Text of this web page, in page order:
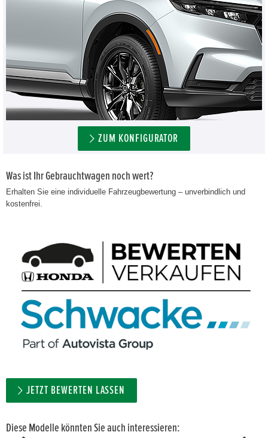
ZUM KONFIGURATOR
Was ist Ihr Gebrauchtwagen noch wert?
Erhalten Sie eine individuelle Fahrzeugbewertung – unverbindlich und
kostenfrei.
JETZT BEWERTEN LASSEN
Diese Modelle könnten Sie auch interessieren: